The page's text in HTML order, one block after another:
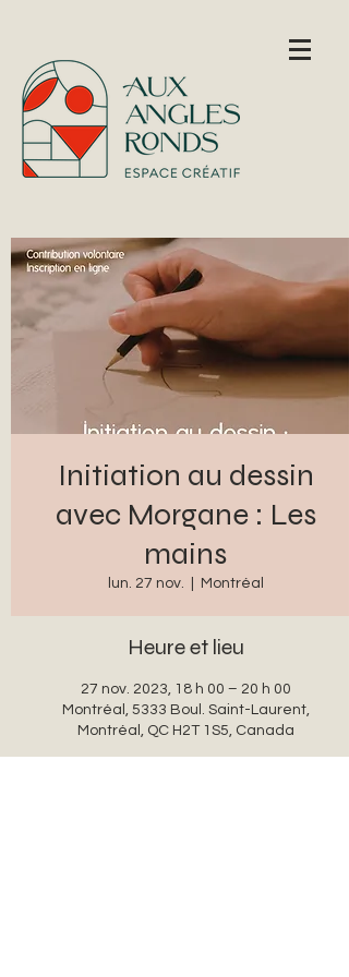
Initiation au dessin
avec Morgane : Les
mains
lun. 27 nov. Montréal
Heure et lieu
27 nov. 2023, 18 h 00 – 20 h 00
Montréal, 5333 Boul. Saint-Laurent,
Montréal, QC H2T 1S5, Canada